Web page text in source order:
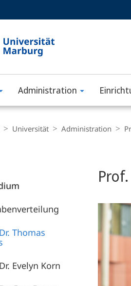
Administration
Universität Administration
Thomas
Evelyn Korn